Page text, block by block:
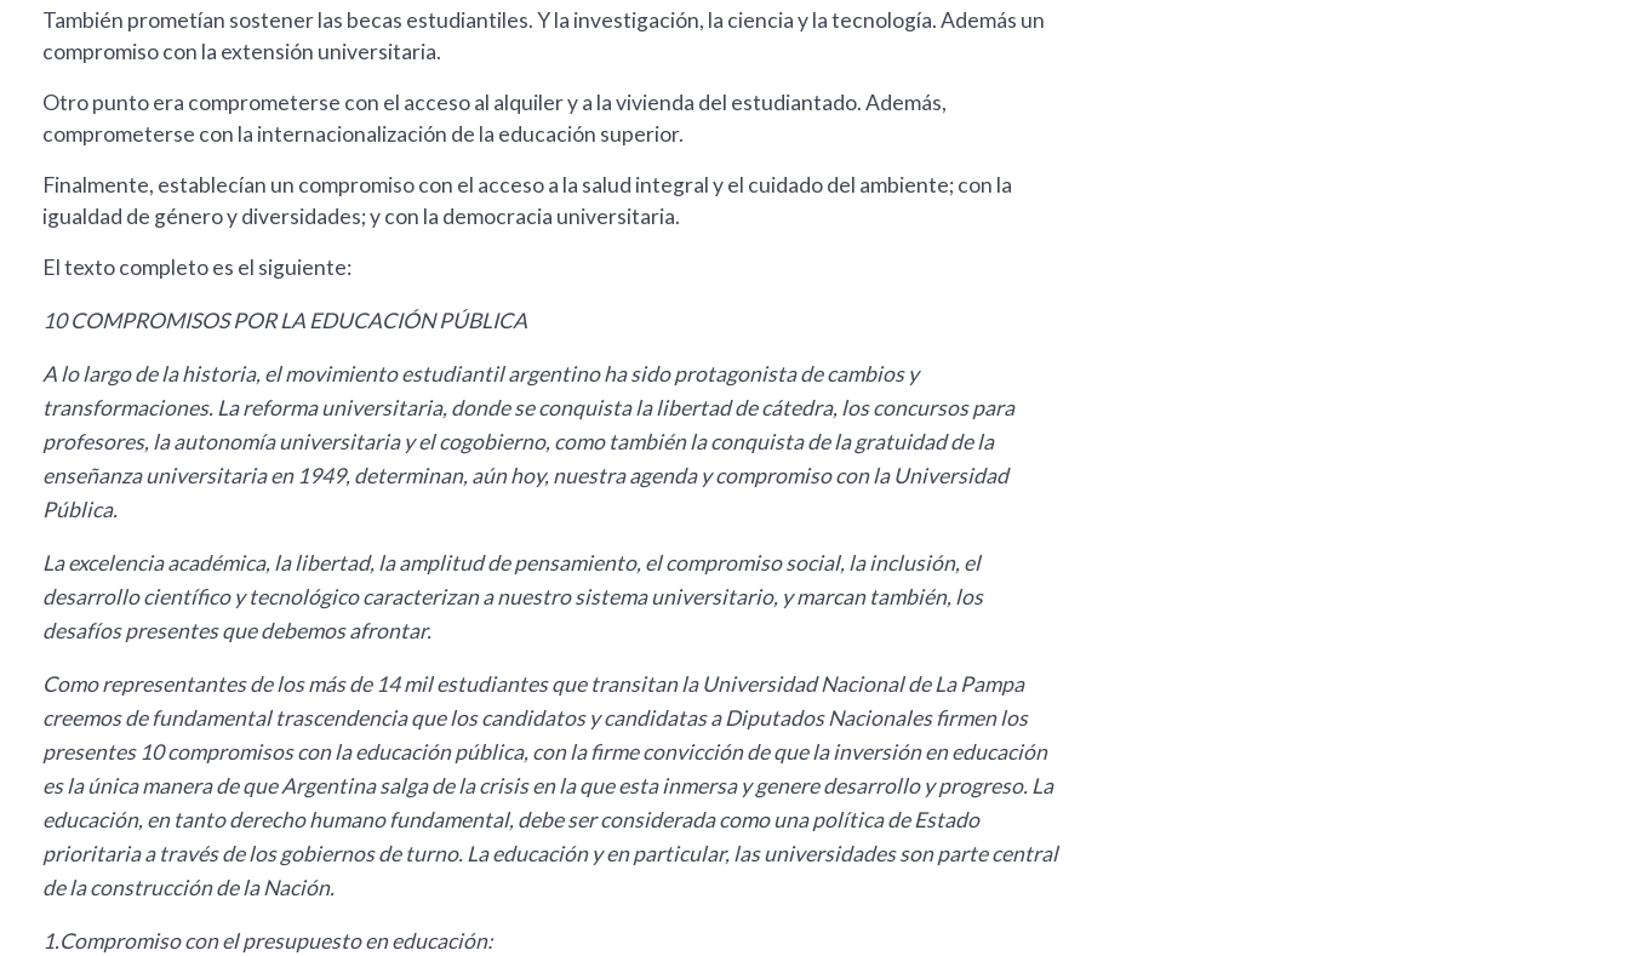
También prometían sostener las becas estudiantiles. Y la investigación, la ciencia y la tecnología. Además un
compromiso con la extensión universitaria.
Otro punto era comprometerse con el acceso al alquiler y a la vivienda del estudiantado. Además,
comprometerse con la internacionalización de la educación superior.
Finalmente, establecían un compromiso con el acceso a la salud integral y el cuidado del ambiente; con la
igualdad de género y diversidades; y con la democracia universitaria.
El texto completo es el siguiente:
10 COMPROMISOS POR LA EDUCACIÓN PÚBLICA
A lo largo de la historia, el movimiento estudiantil argentino ha sido protagonista de cambios y
transformaciones. La reforma universitaria, donde se conquista la libertad de cátedra, los concursos para
profesores, la autonomía universitaria y el cogobierno, como también la conquista de la gratuidad de la
enseñanza universitaria en 1949, determinan, aún hoy, nuestra agenda y compromiso con la Universidad
Pública.
La excelencia académica, la libertad, la amplitud de pensamiento, el compromiso social, la inclusión, el
desarrollo científico y tecnológico caracterizan a nuestro sistema universitario, y marcan también, los
desafíos presentes que debemos afrontar.
Como representantes de los más de 14 mil estudiantes que transitan la Universidad Nacional de La Pampa
creemos de fundamental trascendencia que los candidatos y candidatas a Diputados Nacionales firmen los
presentes 10 compromisos con la educación pública, con la firme convicción de que la inversión en educación
es la única manera de que Argentina salga de la crisis en la que esta inmersa y genere desarrollo y progreso. La
educación, en tanto derecho humano fundamental, debe ser considerada como una política de Estado
prioritaria a través de los gobiernos de turno. La educación y en particular, las universidades son parte central
de la construcción de la Nación.
1.Compromiso con el presupuesto en educación: